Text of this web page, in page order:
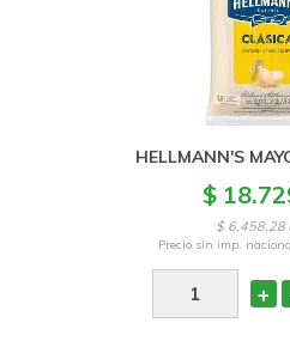
HELLMANN'S
$
$ 6.458,28
Precio sin imp.
+